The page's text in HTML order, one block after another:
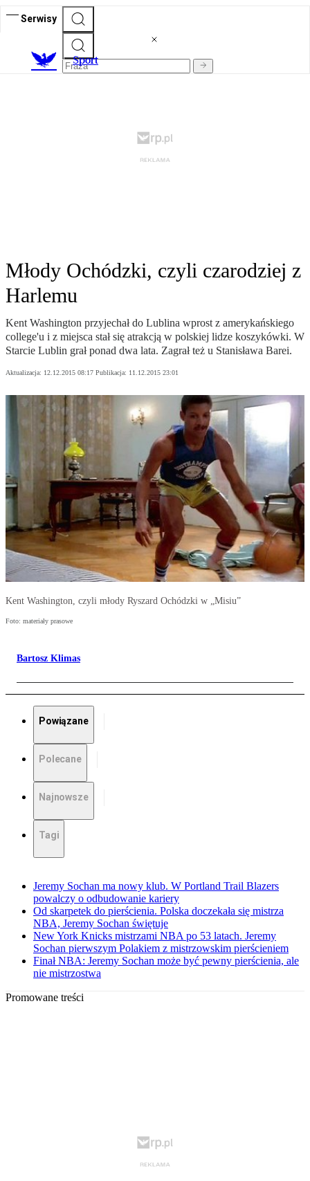
Serwisy
Sport
Młody Ochódzki, czyli czarodziej z
Harlemu
Kent Washington przyjechał do Lublina wprost z amerykańskiego
college'u i z miejsca stał się atrakcją w polskiej lidze koszykówki. W
Starcie Lublin grał ponad dwa lata. Zagrał też u Stanisława Barei.
Aktualizacja: 12.12.2015 08:17 Publikacja: 11.12.2015 23:01
Kent Washington, czyli młody Ryszard Ochódzki w „Misiu”
Foto: materiały prasowe
Bartosz Klimas
Powiązane
Polecane
Najnowsze
Tagi
Jeremy Sochan ma nowy klub. W Portland Trail Blazers
powalczy o odbudowanie kariery
Od skarpetek do pierścienia. Polska doczekała się mistrza
NBA, Jeremy Sochan świętuje
New York Knicks mistrzami NBA po 53 latach. Jeremy
Sochan pierwszym Polakiem z mistrzowskim pierścieniem
Finał NBA: Jeremy Sochan może być pewny pierścienia, ale
nie mistrzostwa
Promowane treści